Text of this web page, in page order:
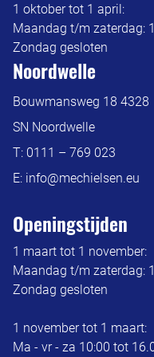
1 oktober tot 1 april:
Maandag t/m zaterdag:
Zondag gesloten
Noordwelle
Bouwmansweg 18 4328
SN Noordwelle
T: 0111 – 769 023
E: info@mechielsen.eu
Openingstijden
1 maart tot 1 november:
Maandag t/m zaterdag:
Zondag gesloten
1 november tot 1 maart:
Ma - vr - za 10:00 tot